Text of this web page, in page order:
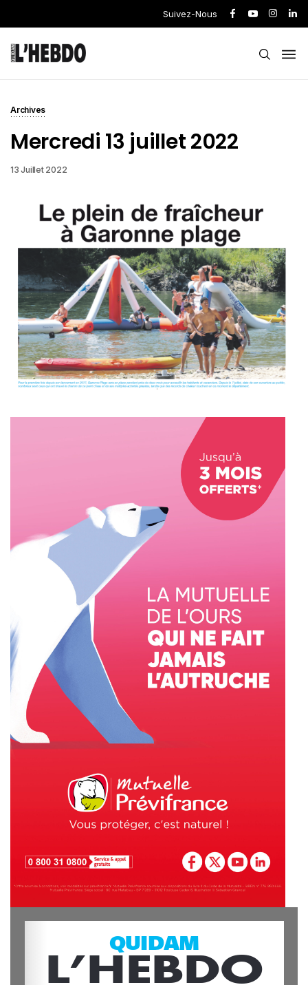
Suivez-Nous
Archives
Mercredi 13 juillet 2022
13 Juillet 2022